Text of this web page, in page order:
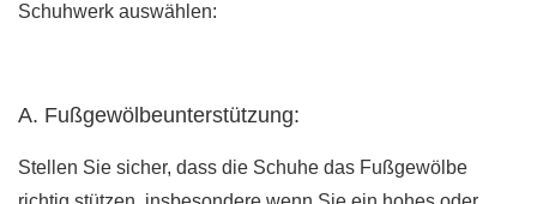
Schuhwerk auswählen:
A. Fußgewölbeunterstützung:
Stellen Sie sicher, dass die Schuhe das Fußgewölbe